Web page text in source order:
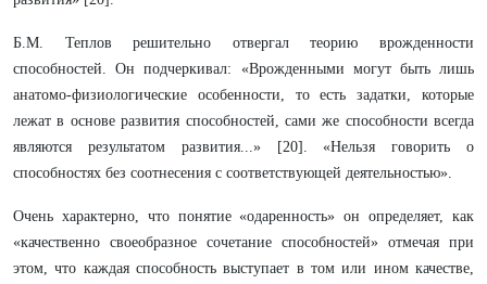
Б.М. Теплов решительно отвергал теорию врожденности
способностей. Он подчеркивал: «Врожденными могут быть лишь
анатомо-физиологические особенности, то есть задатки, которые
лежат в основе развития способностей, сами же способности всегда
являются результатом развития...» [20]. «Нельзя говорить о
способностях без соотнесения с соответствующей деятельностью».
Очень характерно, что понятие «одаренность» он определяет, как
«качественно своеобразное сочетание способностей» отмечая при
этом, что каждая способность выступает в том или ином качестве,